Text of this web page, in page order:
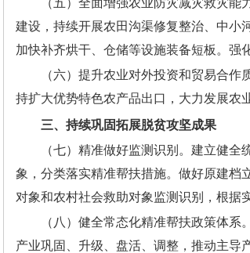
（五）全面增强农业防灾减灾救灾能
建设，持续开展农田沟渠修复整治、中小
加快补齐烘干、仓储等设施装备短板。强
（六）提升农业对外投资和贸易合作
持扩大优势特色农产品出口，大力发展农
三、持续巩固拓展脱贫攻坚成果
（七）精准做好监测识别。 建立健全
象，分类落实精准帮扶措施。做好原建档
对象和农村社会救助对象监测识别，根据
（八）健全常态化精准帮扶政策体系。
产业巩固、升级、盘活、调整，推动主导